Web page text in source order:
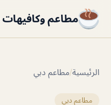
مطاعم وكافيهات
الرئيسية/مطاعم دبي
مطاعم دبي